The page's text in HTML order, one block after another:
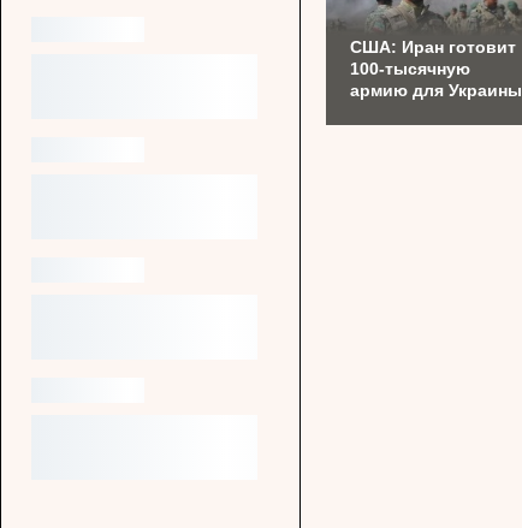
США: Иран готовит
100-тысячную
армию для Украины